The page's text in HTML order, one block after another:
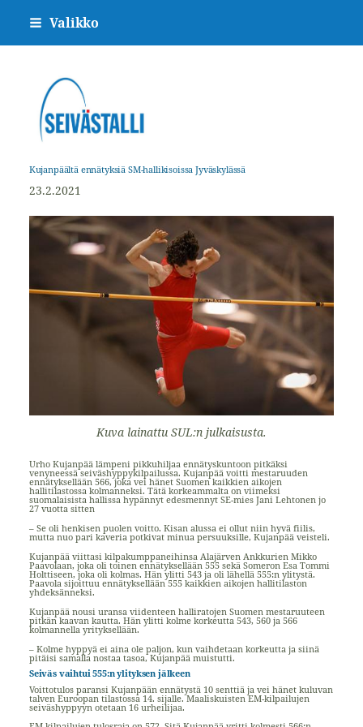
sivun
sisältöön Valikko
Sivuston etusivulle
Kujanpäältä ennätyksiä SM-hallikisoissa Jyväskylässä
23.2.2021
Kuva lainattu SUL:n julkaisusta.
Urho Kujanpää lämpeni pikkuhiljaa ennätyskuntoon pitkäksi
venyneessä seiväshyppykilpailussa. Kujanpää voitti mestaruuden
ennätyksellään 566, joka vei hänet Suomen kaikkien aikojen
hallitilastossa kolmanneksi. Tätä korkeammalta on viimeksi
suomalaisista hallissa hypännyt edesmennyt SE-mies Jani Lehtonen jo
27 vuotta sitten
– Se oli henkisen puolen voitto. Kisan alussa ei ollut niin hyvä fiilis,
mutta nuo pari kaveria potkivat minua persuuksille, Kujanpää veisteli.
Kujanpää viittasi kilpakumppaneihinsa Alajärven Ankkurien Mikko
Paavolaan, joka oli toinen ennätyksellään 555 sekä Someron Esa Tommi
Holttiseen, joka oli kolmas. Hän ylitti 543 ja oli lähellä 555:n ylitystä.
Paavola sijoittuu ennätyksellään 555 kaikkien aikojen hallitilaston
yhdeksänneksi.
Kujanpää nousi uransa viidenteen halliratojen Suomen mestaruuteen
pitkän kaavan kautta. Hän ylitti kolme korkeutta 543, 560 ja 566
kolmannella yrityksellään.
– Kolme hyppyä ei aina ole paljon, kun vaihdetaan korkeutta ja siinä
pitäisi samalla nostaa tasoa, Kujanpää muistutti.
Seiväs vaihtui 555:n ylityksen jälkeen
Voittotulos paransi Kujanpään ennätystä 10 senttiä ja vei hänet kuluvan
talven Euroopan tilastossa 14. sijalle. Maaliskuisten EM-kilpailujen
seiväshyppyyn otetaan 16 urheilijaa.